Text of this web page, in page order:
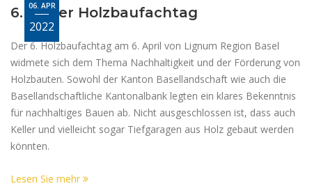
6. Basler Holzbaufachtag
06. APR
2022
Der 6. Holzbaufachtag am 6. April von Lignum Region Basel
widmete sich dem Thema Nachhaltigkeit und der Förderung von
Holzbauten. Sowohl der Kanton Basellandschaft wie auch die
Basellandschaftliche Kantonalbank legten ein klares Bekenntnis
für nachhaltiges Bauen ab. Nicht ausgeschlossen ist, dass auch
Keller und vielleicht sogar Tiefgaragen aus Holz gebaut werden
könnten.
Lesen Sie mehr